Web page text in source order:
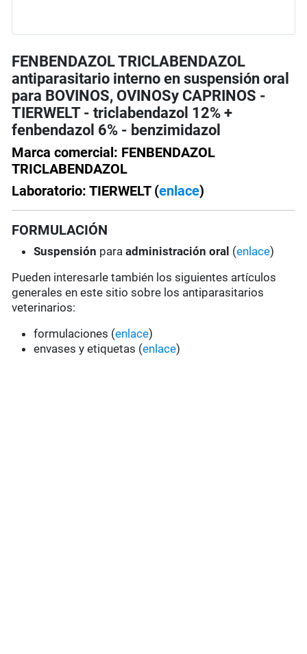
FENBENDAZOL TRICLABENDAZOL
antiparasitario interno en suspensión oral
para BOVINOS, OVINOSy CAPRINOS -
TIERWELT - triclabendazol 12% +
fenbendazol 6% - benzimidazol
Marca comercial: FENBENDAZOL
TRICLABENDAZOL
Laboratorio: TIERWELT (enlace)
FORMULACIÓN
Suspensión paraadministración oral (enlace)
Pueden interesarle también los siguientes artículos
generales en este sitio sobre los antiparasitarios
veterinarios:
formulaciones (enlace)
envases y etiquetas (enlace)